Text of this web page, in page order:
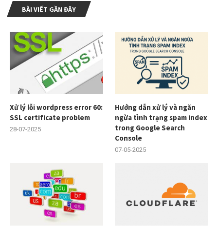
BÀI VIẾT GẦN ĐÂY
Xử lý lỗi wordpress error 60:
SSL certificate problem
28-07-2025
Hướng dẫn xử lý và ngăn
ngừa tình trạng spam index
trong Google Search
Console
07-05-2025